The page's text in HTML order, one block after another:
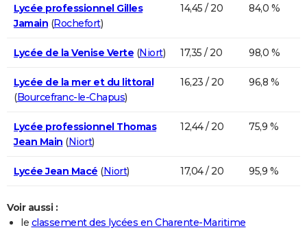
Lycée professionnel Gilles
Jamain (Rochefort)
14,45 / 20 84,0 %
Lycée de la Venise Verte (Niort) 17,35 / 20 98,0 %
Lycée de la mer et du littoral
(Bourcefranc-le-Chapus)
16,23 / 20 96,8 %
Lycée professionnel Thomas
Jean Main (Niort)
12,44 / 20 75,9 %
Lycée Jean Macé (Niort) 17,04 / 20 95,9 %
Voir aussi :
le classement des lycées en Charente-Maritime